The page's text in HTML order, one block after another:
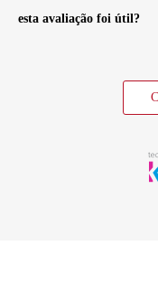
esta avaliação foi útil?